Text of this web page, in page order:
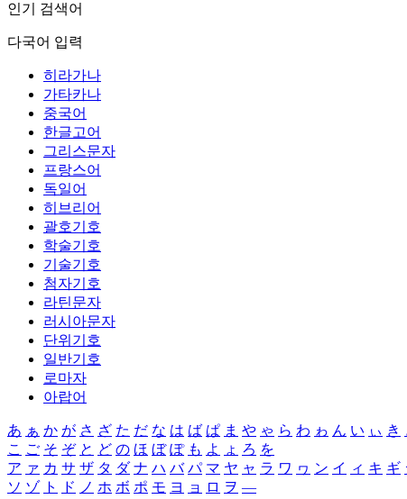
인기 검색어
다국어 입력
히라가나
가타카나
중국어
한글고어
그리스문자
프랑스어
독일어
히브리어
괄호기호
학술기호
기술기호
첨자기호
라틴문자
러시아문자
단위기호
일반기호
로마자
아랍어
あ ぁ か が さ ざ た だ な は ば ぱ ま や ゃ ら わ ゎ ん い ぃ き
こ ご そ ぞ と ど の ほ ぼ ぽ も よ ょ ろ を
ア ァ カ サ ザ タ ダ ナ ハ バ パ マ ヤ ャ ラ ワ ヮ ン イ ィ キ ギ
ソ ゾ ト ド ノ ホ ボ ポ モ ヨ ョ ロ ヲ ―